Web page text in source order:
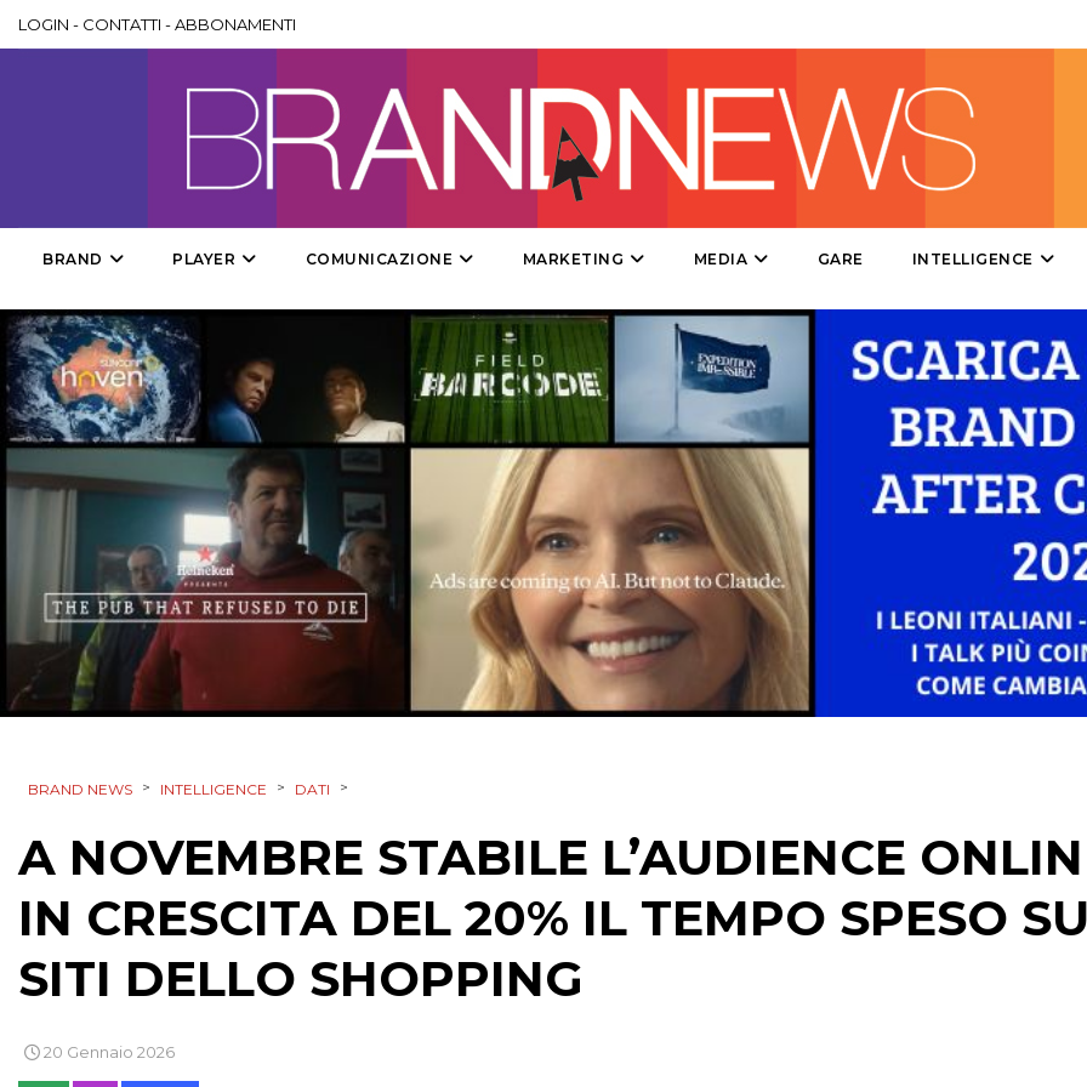
TV
RICERCHE
PREVISIONI/SCENARI
NORMATIVE
TREND
CASE HISTORY
OPINIONI
LOGIN - CONTATTI -ABBONAMENTI
BRAND PLAYER COMUNICAZIONE MARKETING MEDIA GARE INTELLIGENCE
BRAND NEWS > INTELLIGENCE > DATI >
A NOVEMBRE STABILE L’AUDIENCE
IN CRESCITA DEL 20% IL TEMPO SPESO
SITI DELLO SHOPPING
20 Gennaio 2026